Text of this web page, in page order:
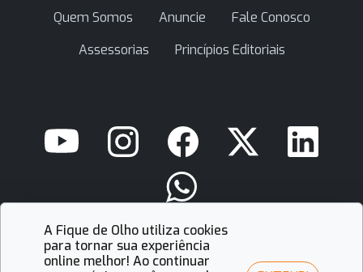
Quem Somos
Anuncie
Fale Conosco
Assessorias
Princípios Editoriais
contato@fiquedeolho.com.br
A Fique de Olho utiliza cookies
para tornar sua experiência
online melhor! Ao continuar